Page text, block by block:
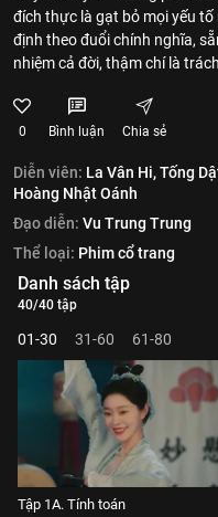
đích thực là gạt bỏ mọi yếu tố
định theo đuổi chính nghĩa,
nhiệm cả đời, thậm chí là
0 Bình luận Chia sẻ
Diễn viên: La Vân Hi,Tống
Hoàng Nhật Oánh
Đạo diễn: Vu Trung Trung
Thể loại: Phim cổ trang
Danh sách tập
40/40 tập
01-30 31-60 61-80
Tập 1A. Tính toán